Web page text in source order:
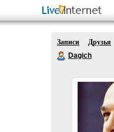
Записи Друзья
Dagich